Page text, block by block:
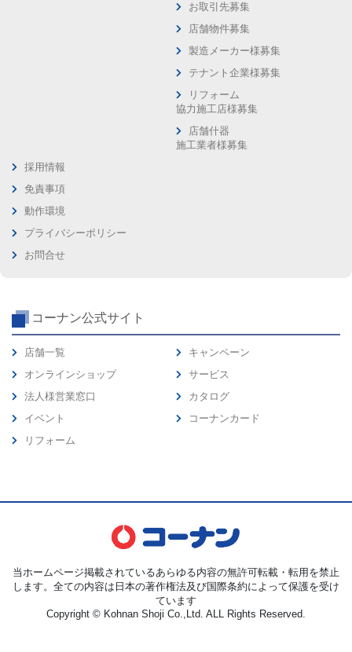
お取引先募集
店舗物件募集
製造メーカー様募集
テナント企業様募集
リフォーム
協力施工店様募集
店舗什器
施工業者様募集
採用情報
免責事項
動作環境
プライバシーポリシー
お問合せ
コーナン公式サイト
店舗一覧
オンラインショップ
法人様営業窓口
イベント
リフォーム
キャンペーン
サービス
カタログ
コーナンカード
当ホームページ掲載されているあらゆる内容の無許可転載・転用を禁止
します。全ての内容は日本の著作権法及び国際条約によって保護を受け
ています
Copyright © Kohnan Shoji Co.,Ltd. ALL Rights Reserved.